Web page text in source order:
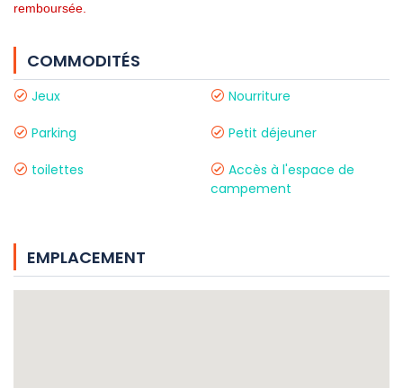
remboursée.
COMMODITÉS
Jeux Nourriture
Parking Petit déjeuner
toilettes
Accès à l'espace de
campement
EMPLACEMENT